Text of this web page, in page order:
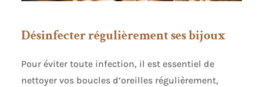
Désinfecter régulièrement ses bijoux
Pour éviter toute infection, il est essentiel de
nettoyer vos boucles d’oreilles régulièrement,